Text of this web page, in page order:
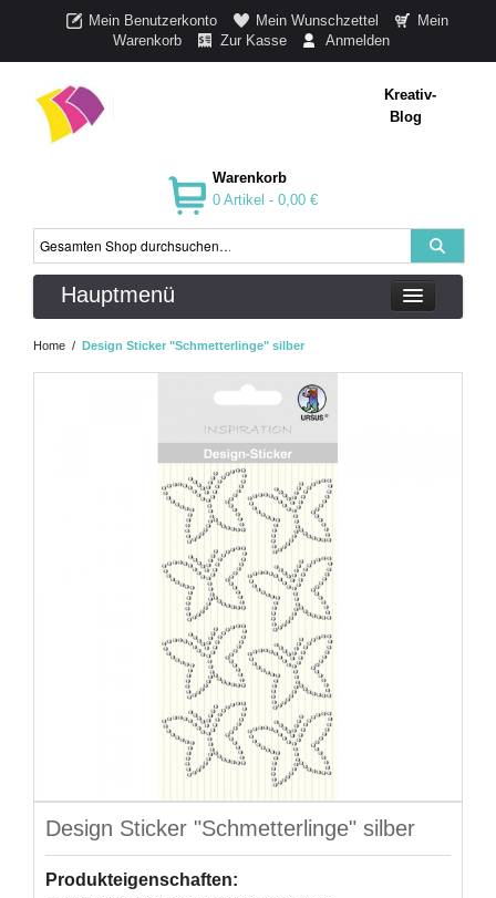
Mein Benutzerkonto Mein Wunschzettel
Mein
Warenkorb
Zur Kasse Anmelden
Kreativ-
Blog
Warenkorb
0 Artikel - 0,00 €
Hauptmenü
Home / Design Sticker "Schmetterlinge" silber
Design Sticker "Schmetterlinge" silber
Produkteigenschaften: